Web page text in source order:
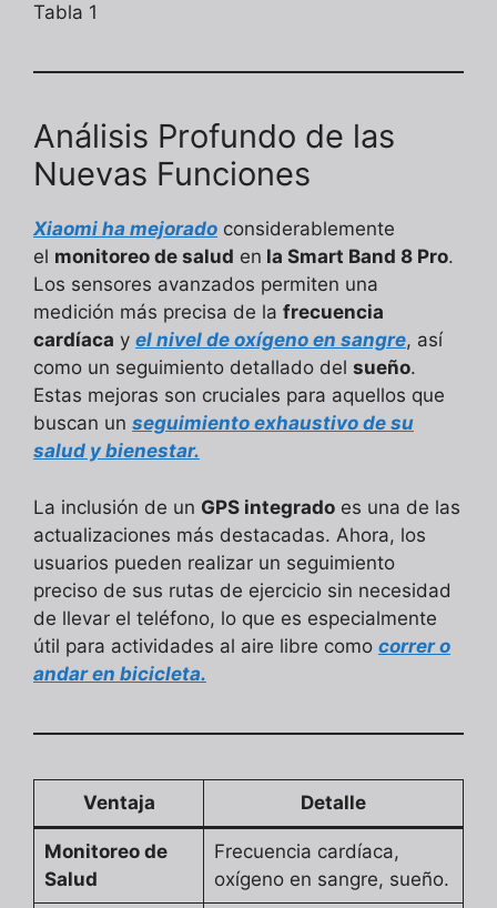
Tabla 1
Análisis Profundo de las
Nuevas Funciones
Xiaomi ha mejorado considerablemente
el monitoreo de salud en la Smart Band 8 Pro.
Los sensores avanzados permiten una
medición más precisa de la frecuencia
cardíaca y el nivel de oxígeno en sangre, así
como un seguimiento detallado del sueño.
Estas mejoras son cruciales para aquellos que
buscan un seguimiento exhaustivo de su
salud y bienestar.
La inclusión de un GPS integrado es una de las
actualizaciones más destacadas. Ahora, los
usuarios pueden realizar un seguimiento
preciso de sus rutas de ejercicio sin necesidad
de llevar el teléfono, lo que es especialmente
útil para actividades al aire libre como correr o
andar en bicicleta.
Ventaja Detalle
Monitoreo de
Salud
Frecuencia cardíaca,
oxígeno en sangre, sueño.